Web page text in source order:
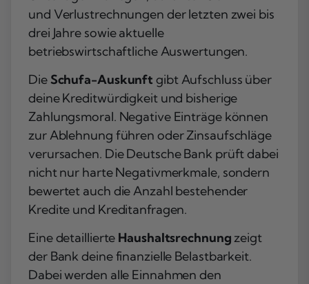
und Verlustrechnungen der letzten zwei bis
drei Jahre sowie aktuelle
betriebswirtschaftliche Auswertungen.
DieSchufa-Auskunft gibt Aufschluss über
deine Kreditwürdigkeit und bisherige
Zahlungsmoral. Negative Einträge können
zur Ablehnung führen oder Zinsaufschläge
verursachen. Die Deutsche Bank prüft dabei
nicht nur harte Negativmerkmale, sondern
bewertet auch die Anzahl bestehender
Kredite und Kreditanfragen.
Eine detaillierte Haushaltsrechnungzeigt
der Bank deine finanzielle Belastbarkeit.
Dabei werden alle Einnahmen den